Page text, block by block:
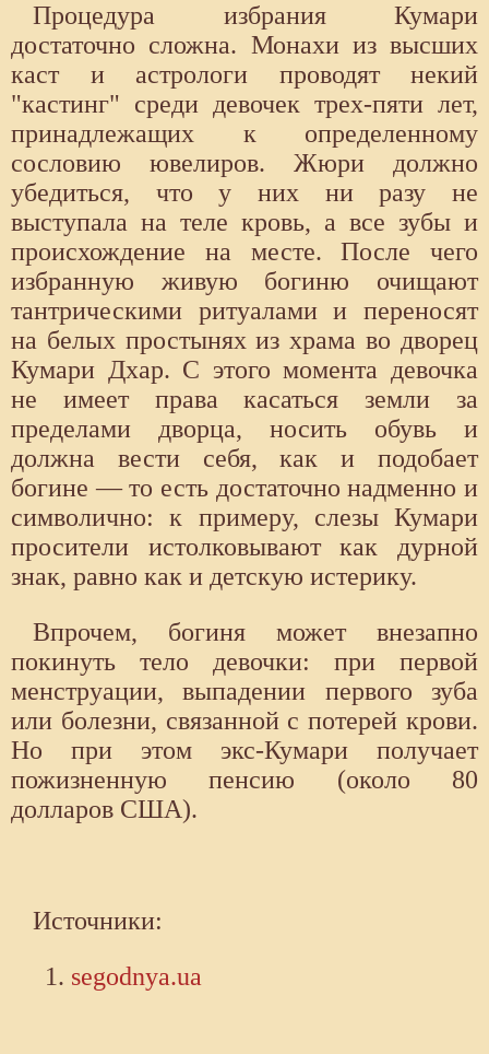
Процедура избрания Кумари
достаточно сложна. Монахи из высших
каст и астрологи проводят некий
"кастинг" среди девочек трех-пяти лет,
принадлежащих к определенному
сословию ювелиров. Жюри должно
убедиться, что у них ни разу не
выступала на теле кровь, а все зубы и
происхождение на месте. После чего
избранную живую богиню очищают
тантрическими ритуалами и переносят
на белых простынях из храма во дворец
Кумари Дхар. С этого момента девочка
не имеет права касаться земли за
пределами дворца, носить обувь и
должна вести себя, как и подобает
богине — то есть достаточно надменно и
символично: к примеру, слезы Кумари
просители истолковывают как дурной
знак, равно как и детскую истерику.
Впрочем, богиня может внезапно
покинуть тело девочки: при первой
менструации, выпадении первого зуба
или болезни, связанной с потерей крови.
Но при этом экс-Кумари получает
пожизненную пенсию (около 80
долларов США).
Источники:
segodnya.ua